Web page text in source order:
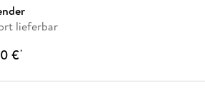
lieferbar
€*